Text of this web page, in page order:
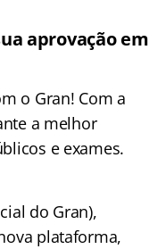
aprovação em
o Gran! Com a
a melhor
e exames.
do Gran),
plataforma,